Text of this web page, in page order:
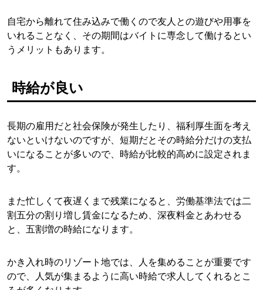
自宅から離れて住み込みで働くので友人との遊びや用事を
いれることなく、その期間はバイトに専念して働けるとい
うメリットもあります。
時給が良い
長期の雇用だと社会保険が発生したり、福利厚生面を考え
ないといけないのですが、短期だとその時給分だけの支払
いになることが多いので、時給が比較的高めに設定されま
す。
また忙しくて夜遅くまで残業になると、労働基準法では二
割五分の割り増し賃金になるため、深夜料金とあわせる
と、五割増の時給になります。
かき入れ時のリゾート地では、人を集めることが重要です
ので、人気が集まるように高い時給で求人してくれるとこ